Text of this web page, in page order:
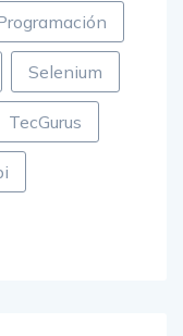
Selenium
TecGurus